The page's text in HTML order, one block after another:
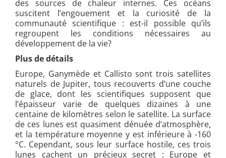
des sources de chaleur internes. Ces océans
suscitent l’engouement et la curiosité de la
communauté scientifique : est-il possible qu’ils
regroupent les conditions nécessaires au
développement de la vie?
Plus de détails
Europe, Ganymède et Callisto sont trois satellites
naturels de Jupiter, tous recouverts d’une couche
de glace, dont les scientifiques supposent que
l’épaisseur varie de quelques dizaines à une
centaine de kilomètres selon le satellite. La surface
de ces lunes est quasiment dénuée d’atmosphère,
et la température moyenne y est inférieure à -160
°C. Cependant, sous leur surface hostile, ces trois
lunes cachent un précieux secret : Europe et